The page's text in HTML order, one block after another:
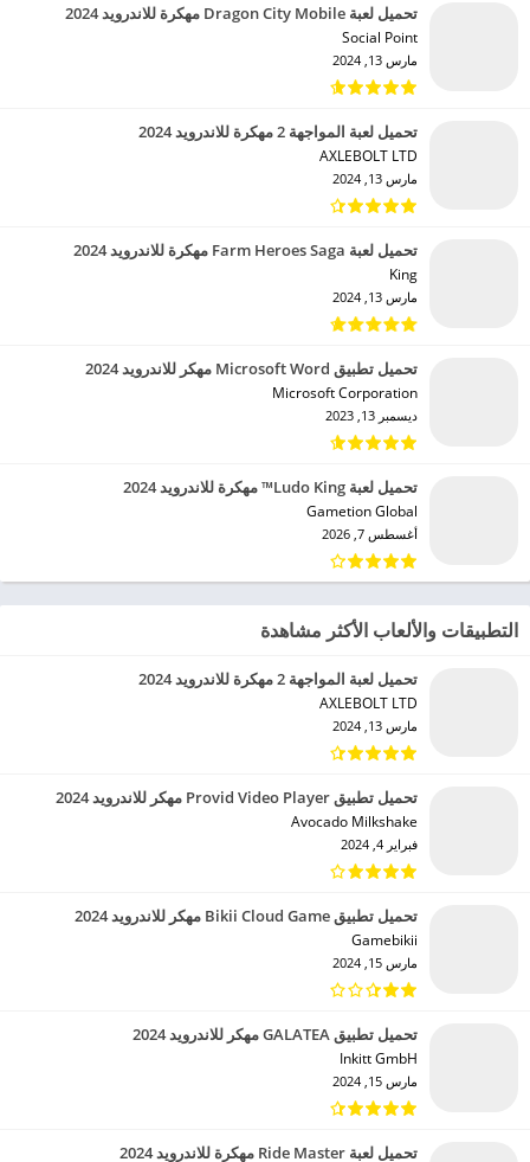
تحميل لعبة Dragon City Mobile مهكرة للاندرويد 2024
Social Point‏
مارس 13, 2024
تحميل لعبة المواجهة 2 مهكرة للاندرويد 2024
AXLEBOLT LTD‏
مارس 13, 2024
تحميل لعبة Farm Heroes Saga مهكرة للاندرويد 2024
King‏
مارس 13, 2024
تحميل تطبيق Microsoft Word مهكر للاندرويد 2024
Microsoft Corporation‏
ديسمبر 13, 2023
تحميل لعبة Ludo King™ مهكرة للاندرويد 2024
Gametion Global‏
أغسطس 7, 2026
التطبيقات والألعاب الأكثر مشاهدة
تحميل لعبة المواجهة 2 مهكرة للاندرويد 2024
AXLEBOLT LTD‏
مارس 13, 2024
تحميل تطبيق Provid Video Player مهكر للاندرويد 2024
Avocado Milkshake‏
فبراير 4, 2024
تحميل تطبيق Bikii Cloud Game مهكر للاندرويد 2024
Gamebikii‏
مارس 15, 2024
تحميل تطبيق GALATEA مهكر للاندرويد 2024
Inkitt GmbH‏
مارس 15, 2024
تحميل لعبة Ride Master مهكرة للاندرويد 2024